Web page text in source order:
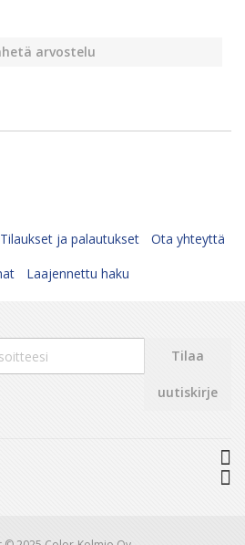
arvostelu
Tilaukset ja palautukset
Ota yhteyttä
Laajennettu haku
Tilaa
uutiskirje